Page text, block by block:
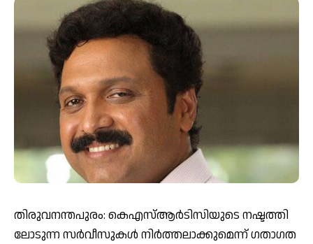
തി​രു​വ​ന​ന്ത​പു​രം: കെ​എ​സ്ആ​ർ​ടി​സിയുടെ ന​ഷ്ട​ത്തി​
ലോ​ടു​ന്ന സ​ർ​വീ​സു​ക​ൾ നി​ർ​ത്ത​ലാ​ക്കു​മെ​ന്ന് ഗ​താ​ഗ​ത​